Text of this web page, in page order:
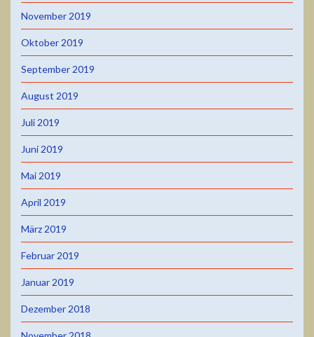
November 2019
Oktober 2019
September 2019
August 2019
Juli 2019
Juni 2019
Mai 2019
April 2019
März 2019
Februar 2019
Januar 2019
Dezember 2018